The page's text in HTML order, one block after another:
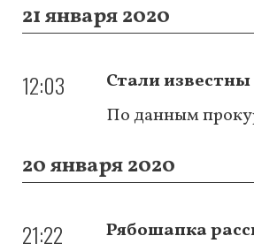
21 января 2020
12:03
Стали
По данным
20 января 2020
21:22
Рябошапка